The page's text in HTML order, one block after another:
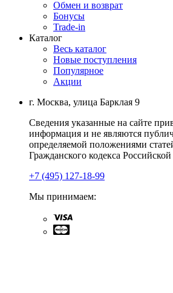
Обмен и возврат
Бонусы
Trade-in
Каталог
Весь каталог
Новые поступления
Популярное
Акции
г. Москва, улица Барклая 9
Сведения указанные на сайте
информация и не являются
определяемой положениями
Гражданского кодекса
+7 (495) 127-18-99
Мы принимаем: